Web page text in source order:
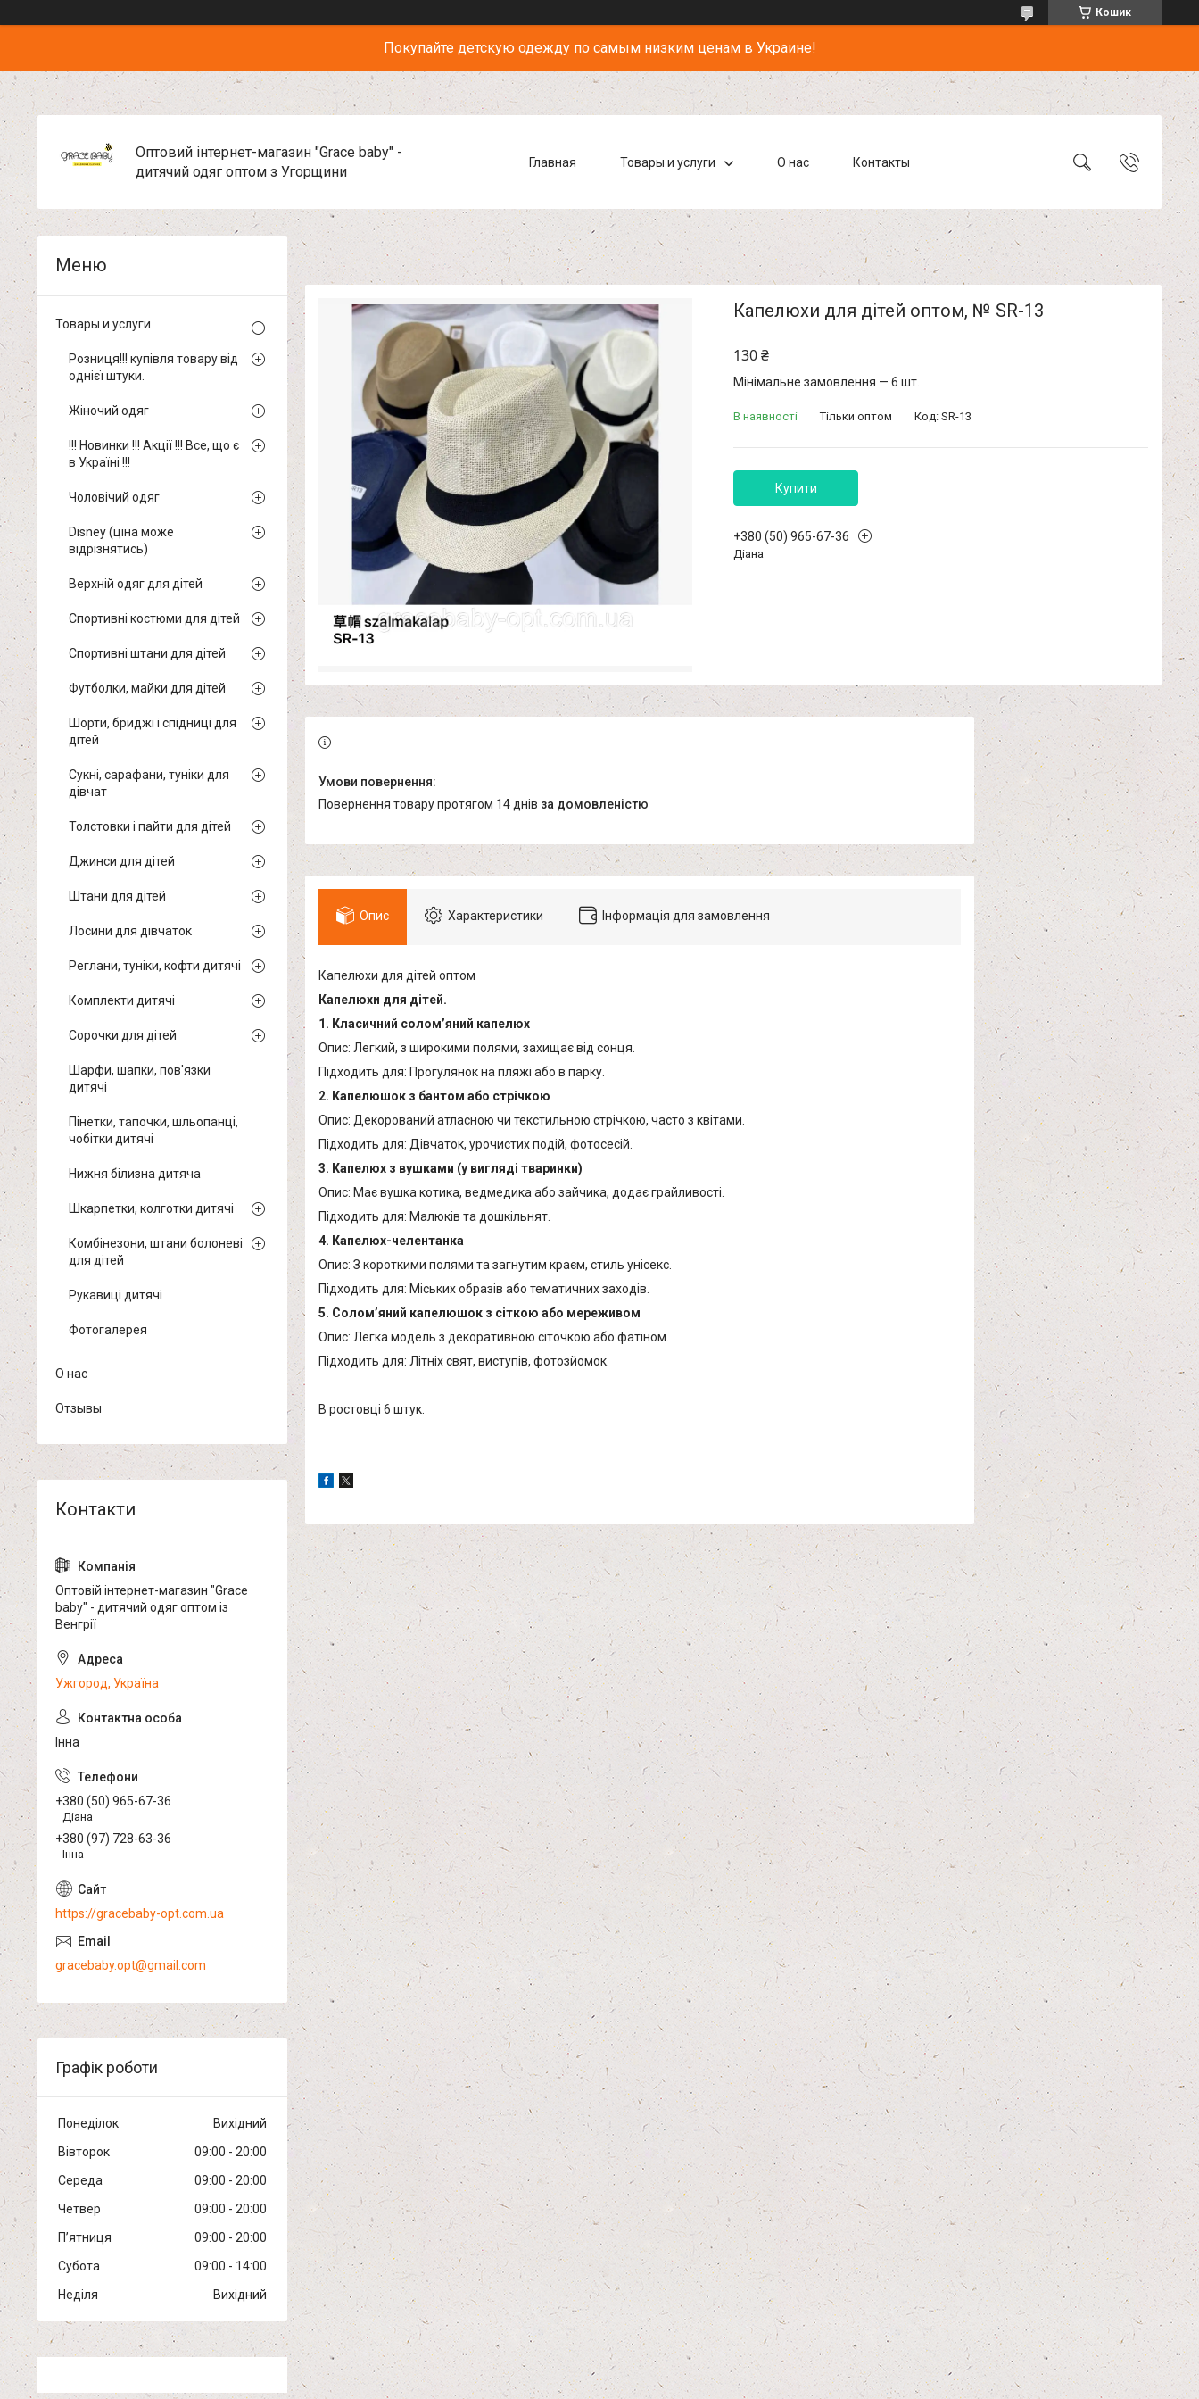
Кошик
Покупайте детскую одежду по самым низким ценам в Украине!
Оптовий інтернет-магазин "Grace baby" -
дитячий одяг оптом з Угорщини
Главная Товары и услуги О нас Контакты
Капелюхи для дітей оптом, № SR-13
130 ₴
Мінімальне замовлення — 6 шт.
В наявності Тільки оптом Код: SR-13
Купити
+380 (50) 965-67-36
Діана
повернення товару протягом 14 днів за домовленістю
Опис Характеристики Інформація для замовлення
Капелюхи для дітей оптом
Капелюхи для дітей.
1. Класичний солом’яний капелюх
Опис: Легкий, з широкими полями, захищає від сонця.
Підходить для: Прогулянок на пляжі або в парку.
2. Капелюшок з бантом або стрічкою
Опис: Декорований атласною чи текстильною стрічкою, часто з квітами.
Підходить для: Дівчаток, урочистих подій, фотосесій.
3. Капелюх з вушками (у вигляді тваринки)
Опис: Має вушка котика, ведмедика або зайчика, додає грайливості.
Підходить для: Малюків та дошкільнят.
4. Капелюх-челентанка
Опис: З короткими полями та загнутим краєм, стиль унісекс.
Підходить для: Міських образів або тематичних заходів.
5. Солом’яний капелюшок з сіткою або мереживом
Опис: Легка модель з декоративною сіточкою або фатіном.
Підходить для: Літніх свят, виступів, фотозйомок.
В ростовці 6 штук.
Товары и услуги
Розниця!!! купівля товару від
однієї штуки.
Жіночий одяг
!!! Новинки !!! Акції !!! Все, що є
в Україні !!!
Чоловічий одяг
Disney (ціна може
відрізнятись)
Верхній одяг для дітей
Спортивні костюми для дітей
Спортивні штани для дітей
Футболки, майки для дітей
Шорти, бриджі і спідниці для
дітей
Сукні, сарафани, туніки для
дівчат
Толстовки і пайти для дітей
Джинси для дітей
Штани для дітей
Лосини для дівчаток
Реглани, туніки, кофти дитячі
Комплекти дитячі
Сорочки для дітей
Шарфи, шапки, пов'язки
дитячі
Пінетки, тапочки, шльопанці,
чобітки дитячі
Нижня білизна дитяча
Шкарпетки, колготки дитячі
Комбінезони, штани болоневі
для дітей
Рукавиці дитячі
Фотогалерея
О нас
Отзывы
Оптовій інтернет-магазин "Grace
baby" - дитячий одяг оптом із
Венгрії
Ужгород, Україна
Інна
+380 (50) 965-67-36
Діана
+380 (97) 728-63-36
Інна
https://gracebaby-opt.com.ua
gracebaby.opt@gmail.com
Графік роботи
Понеділок
Вихідний
Вівторок
09:00
20:00
Середа
09:00
20:00
Четвер
09:00
20:00
Пʼятниця
09:00
20:00
Субота
09:00
14:00
Неділя
Вихідний